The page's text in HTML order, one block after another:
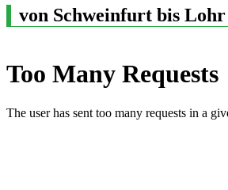
von Schweinfurt bis Lohr